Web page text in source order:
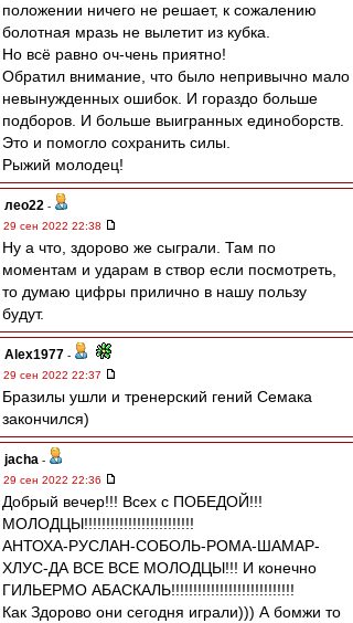
положении ничего не решает, к сожалению
болотная мразь не вылетит из кубка.
Но всё равно оч-чень приятно!
Обратил внимание, что было непривычно мало
невынужденных ошибок. И гораздо больше
подборов. И больше выигранных единоборств.
Это и помогло сохранить силы.
Рыжий молодец!
лео22 -
29 сен 2022 22:38
Ну а что, здорово же сыграли. Там по
моментам и ударам в створ если посмотреть,
то думаю цифры прилично в нашу пользу
будут.
Alex1977 -
29 сен 2022 22:37
Бразилы ушли и тренерский гений Семака
закончился)
jacha -
29 сен 2022 22:36
Добрый вечер!!! Всех с ПОБЕДОЙ!!!
МОЛОДЦЫ!!!!!!!!!!!!!!!!!!!!!!!!!
АНТОХА-РУСЛАН-СОБОЛЬ-РОМА-ШАМАР-
ХЛУС-ДА ВСЕ ВСЕ МОЛОДЦЫ!!! И конечно
ГИЛЬЕРМО АБАСКАЛЬ!!!!!!!!!!!!!!!!!!!!!!!!!!!!
Как Здорово они сегодня играли))) А бомжи то